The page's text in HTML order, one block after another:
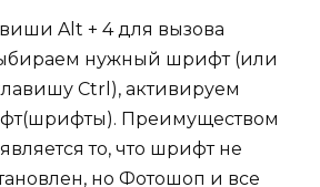
Alt + 4 для вызова
нужный шрифт (или
Ctrl), активируем
Преимуществом
то, что шрифт не
но Фотошоп и все